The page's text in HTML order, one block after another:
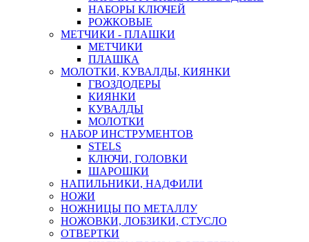
НАБОРЫ КЛЮЧЕЙ
РОЖКОВЫЕ
МЕТЧИКИ - ПЛАШКИ
МЕТЧИКИ
ПЛАШКА
МОЛОТКИ, КУВАЛДЫ, КИЯНКИ
ГВОЗДОДЕРЫ
КИЯНКИ
КУВАЛДЫ
МОЛОТКИ
НАБОР ИНСТРУМЕНТОВ
STELS
КЛЮЧИ, ГОЛОВКИ
ШАРОШКИ
НАПИЛЬНИКИ, НАДФИЛИ
НОЖИ
НОЖНИЦЫ ПО МЕТАЛЛУ
НОЖОВКИ, ЛОБЗИКИ, СТУСЛО
ОТВЕРТКИ